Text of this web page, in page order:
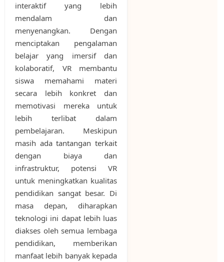
interaktif yang lebih
mendalam dan
menyenangkan. Dengan
menciptakan pengalaman
belajar yang imersif dan
kolaboratif, VR membantu
siswa memahami materi
secara lebih konkret dan
memotivasi mereka untuk
lebih terlibat dalam
pembelajaran. Meskipun
masih ada tantangan terkait
dengan biaya dan
infrastruktur, potensi VR
untuk meningkatkan kualitas
pendidikan sangat besar. Di
masa depan, diharapkan
teknologi ini dapat lebih luas
diakses oleh semua lembaga
pendidikan, memberikan
manfaat lebih banyak kepada